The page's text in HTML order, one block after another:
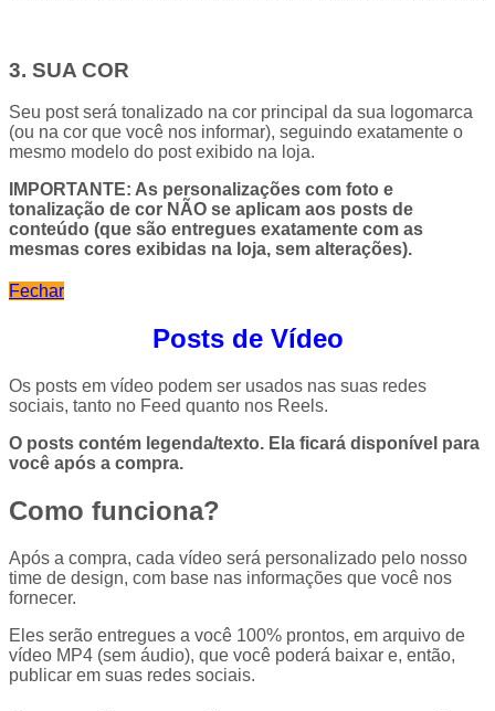
3. SUA COR
Seu post será tonalizado na cor principal da sua logomarca
(ou na cor que você nos informar), seguindo exatamente o
mesmo modelo do post exibido na loja.
IMPORTANTE: As personalizações com foto e
tonalização de cor NÃO se aplicam aos posts de
conteúdo (que são entregues exatamente com as
mesmas cores exibidas na loja, sem alterações).
Fechar
Posts de Vídeo
Os posts em vídeo podem ser usados nas suas redes
sociais, tanto no Feed quanto nos Reels.
O posts contém legenda/texto. Ela ficará disponível para
você após a compra.
Como funciona?
Após a compra, cada vídeo será personalizado pelo nosso
time de design, com base nas informações que você nos
fornecer.
Eles serão entregues a você 100% prontos, em arquivo de
vídeo MP4 (sem áudio), que você poderá baixar e, então,
publicar em suas redes sociais.